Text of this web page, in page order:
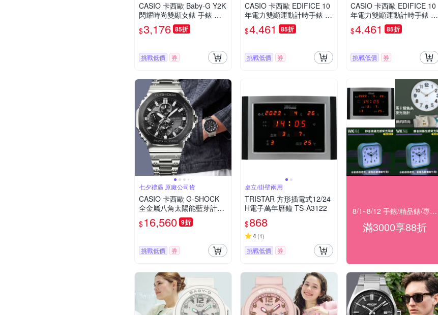
CASIO 卡西歐 Baby-G Y2K
閃耀時尚雙顯女錶 手錶 電
子錶 學生錶 七夕寵愛季 送
禮推薦 BA-110MC-6A
$3,176 85折
挑戰低價 券
CASIO 卡西歐 EDIFICE 10
年電力雙顯運動計時手錶 七
夕寵愛季 送禮推薦-藍x銀 E
RA-130D-2A
$4,461 85折
挑戰低價 券
CASIO 卡西歐 EDIFICE 10
年電力雙顯運動計時手錶 七
夕寵愛季 送禮推薦-黑x銀 E
RA-130D-1A
$4,461 85折
挑戰低價 券
七夕禮遇 原廠公司貨
CASIO 卡西歐 G-SHOCK
全金屬八角太陽能藍芽計時
錶 手錶 七夕寵愛季 送禮推
薦-銀x黑 GMC-B2100BT-1
$16,560 9折
挑戰低價 券
桌立/掛壁兩用
TRISTAR 方形插電式12/24
H電子萬年曆鐘 TS-A3122
$868
4(1)
挑戰低價 券
8/1~8/12 手錶/精品錶/專櫃飾品 指定商品滿$3000享88折
滿3000享88折